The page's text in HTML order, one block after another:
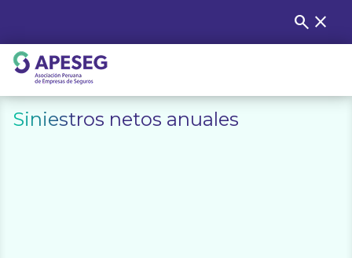
content
Buscar:
search close
APESEG
Siniestros netos anuales